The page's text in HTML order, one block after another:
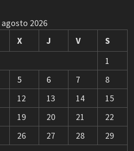
agosto 2026
X J V
S
1
5 6 7
8
12 13 14
15
19 20 21
22
26 27 28
29